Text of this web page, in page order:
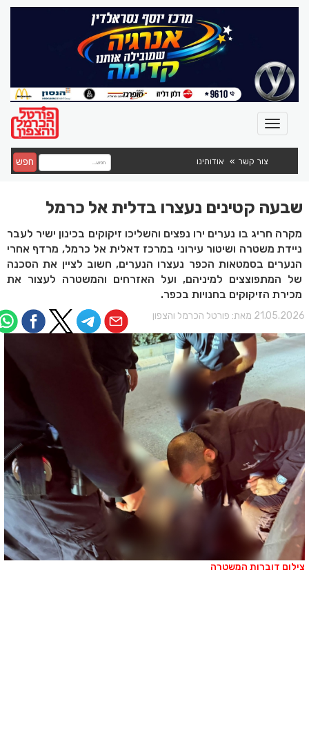
צור קשר אודותינו חפש
שבעה קטינים נעצרו בדלית אל כרמל
מקרה חריג בו נערים ירו נפצים והשליכו זיקוקים בכינון ישיר לעבר
ניידת משטרה ושיטור עירוני במרכז דאלית אל כרמל, מרדף אחרי
הנערים בסמטאות הכפר נעצרו הנערים, חשוב לציין את הסכנה
של המתפוצצים למיניהם, ועל האזרחים והמשטרה לעצור את
מכירת הזיקוקים בחנויות בכפר.
מאת: פורטל הכרמל והצפון
דוברות המשטרה